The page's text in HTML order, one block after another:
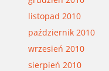
listopad 2010
październik 2010
wrzesień 2010
sierpień 2010